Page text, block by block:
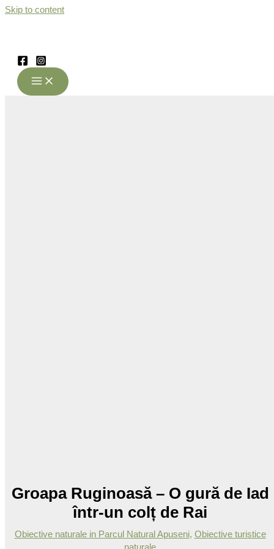
Skip to content
Groapa Ruginoasă – O gură de Iad
într-un colț de Rai
Obiective naturale in Parcul Natural Apuseni,Obiective turistice